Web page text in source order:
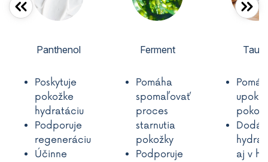
Panthenol
Poskytuje
pokožke
hydratáciu
Podporuje
regeneráciu
Účinne
Ferment
Pomáha
spomaľovať
proces
starnutia
pokožky
Podporuje
aj v